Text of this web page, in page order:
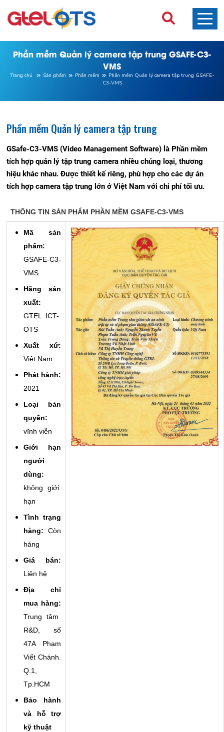
Phần mềm Quản lý camera tập trung GSAFE-C3-
VMS
Trang chủ Sản phẩm Phần mềm
Phần mềm Quản lý camera tập trung GSAFE-
C3-VMS
Phần mềm Quản lý camera tập trung
GSafe-C3-VMS (Video Management Software) là Phần mềm
tích hợp quản lý tập trung camera nhiều chủng loại, thương
hiệu khác nhau. Được thiết kế riêng, phù hợp cho các dự án
tích hợp camera tập trung lớn ở Việt Nam với chi phí tối ưu.
THÔNG TIN SẢN PHẨM PHẦN MỀM GSAFE-C3-VMS
Mã sản
phẩm:
GSAFE-C3-
VMS
Hãng sản
xuất:
GTEL ICT-
OTS
Xuất xứ:
Việt Nam
Phát hành:
2021
Loại bản
quyền:
vĩnh viễn
Giới hạn
người
dùng:
không giới
hạn
Tình trạng
hàng: Còn
hàng
Giá bán:
Liên hệ
Địa chỉ
mua hàng:
Trung tâm
R&D, số
47A Phạm
Viết Chánh.
Q.1,
Tp.HCM
Bảo hành
và hỗ trợ
kỹ thuật